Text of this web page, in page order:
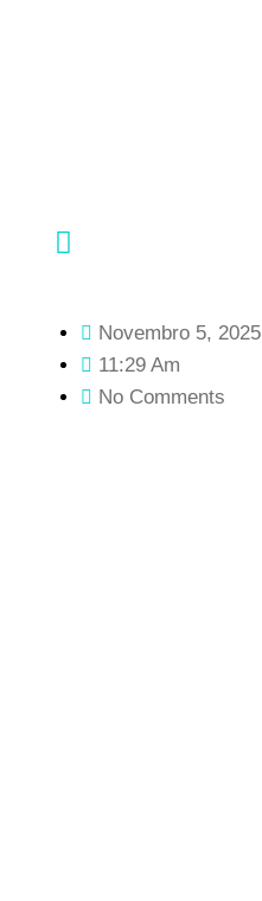
Novembro 5, 2025
11:29 Am
No Comments